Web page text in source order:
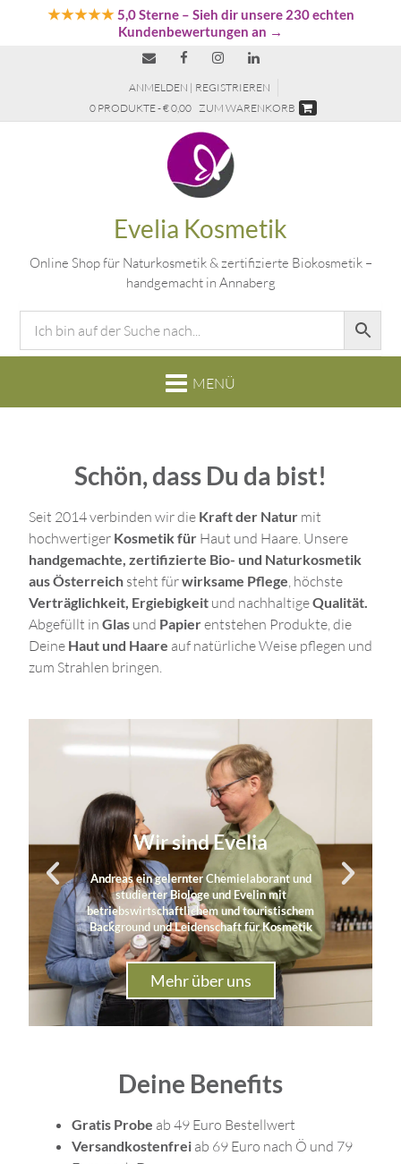
★★★★★5,0 Sterne– Sieh dir unsere 230 echten
Kundenbewertungen an →
ANMELDEN | REGISTRIEREN
0 PRODUKTE - € 0,00 ZUM WARENKORB
Evelia Kosmetik
Online Shop für Naturkosmetik & zertifizierte Biokosmetik –
handgemacht in Annaberg
Schön, dass Du da bist!
Seit 2014 verbinden wir die Kraft der Natur mit
hochwertiger Kosmetik für Haut und Haare. Unsere
handgemachte, zertifizierte Bio- und Naturkosmetik
aus Österreich steht fürwirksame Pflege, höchste
Verträglichkeit, Ergiebigkeit und nachhaltigeQualität.
Abgefüllt in Glas und Papierentstehen Produkte, die
Deine Haut und Haare auf natürliche Weise pflegen und
zum Strahlen bringen.
Wir sind Evelia
Andreas ein gelernter Chemielaborant und
studierter Biologe und Evelin mit
betriebswirtschaftlichem und touristischem
Background und Leidenschaft für Kosmetik
Mehr über uns
Deine Benefits
Gratis Probe ab 49 Euro Bestellwert
Versandkostenfrei ab 69 Euro nach Ö und 79